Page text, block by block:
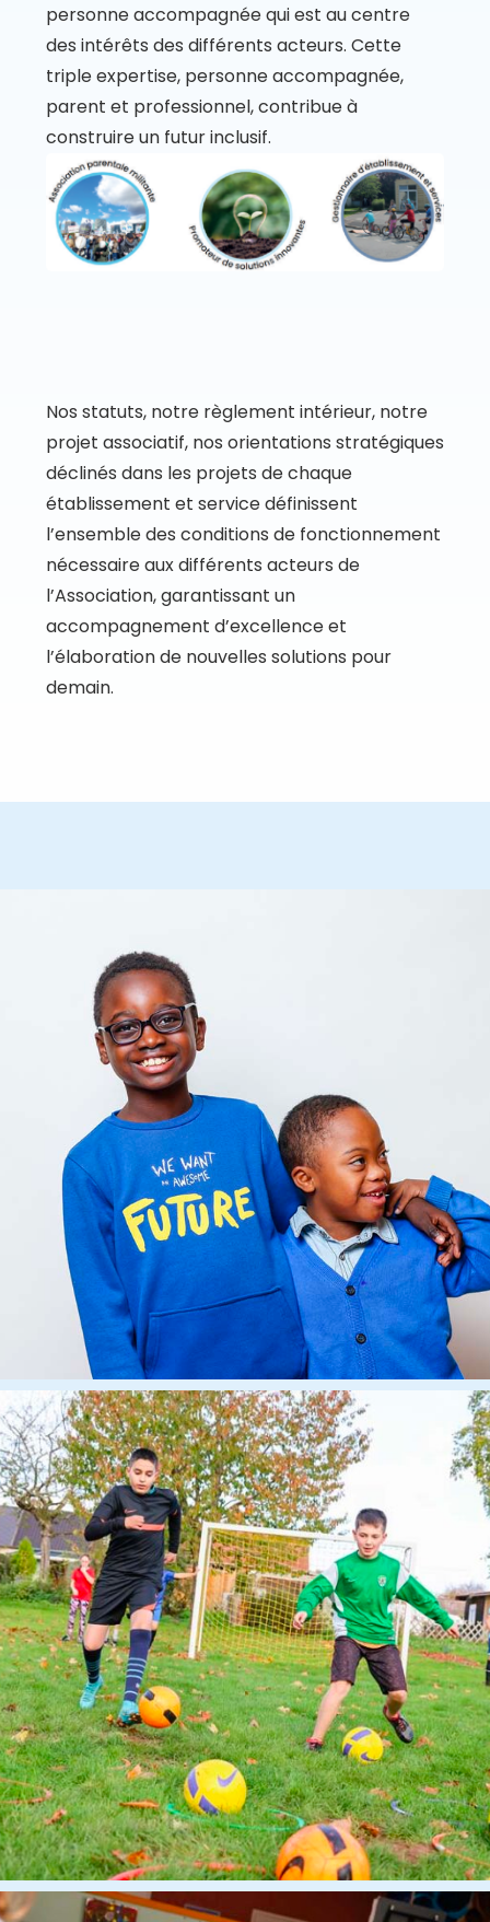
personne accompagnée qui est au centre
des intérêts des différents acteurs. Cette
triple expertise, personne accompagnée,
parent et professionnel, contribue à
construire un futur inclusif.
Nos statuts, notre règlement intérieur, notre
projet associatif, nos orientations stratégiques
déclinés dans les projets de chaque
établissement et service définissent
l’ensemble des conditions de fonctionnement
nécessaire aux différents acteurs de
l’Association, garantissant un
accompagnement d’excellence et
l’élaboration de nouvelles solutions pour
demain.